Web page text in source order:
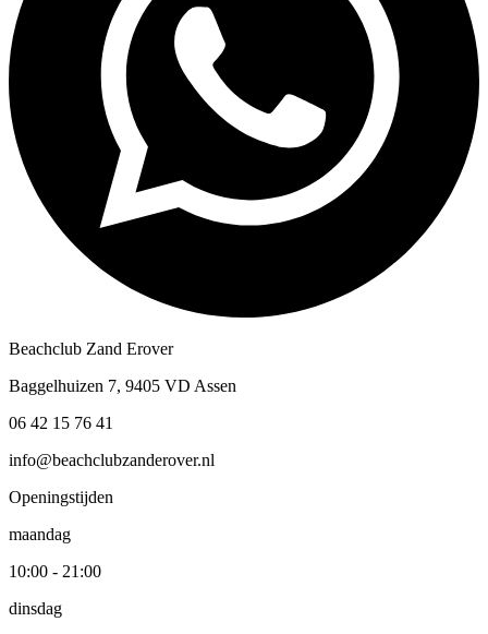
Beachclub Zand Erover
Baggelhuizen 7, 9405 VD Assen
06 42 15 76 41
info@beachclubzanderover.nl
Openingstijden
maandag
10:00 - 21:00
dinsdag